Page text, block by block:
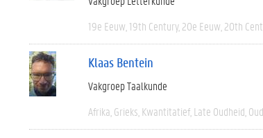
19e Eeuw 19th Century 20e Eeuw 20th
Klaas Bentein
Vakgroep Taalkunde
Afrika Grieks Kwantitatief Late Oudheid